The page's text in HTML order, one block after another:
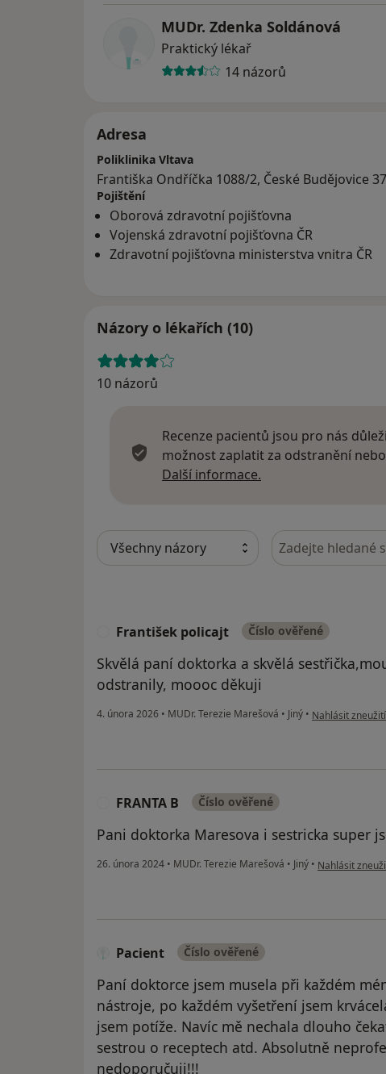
MUDr. Zdenka Soldánová
Praktický lékař
14 názorů
Adresa
Poliklinika Vltava
Františka Ondříčka 1088/2, České Budějovice
Pojištění
Oborová zdravotní pojišťovna
Vojenská zdravotní pojišťovna ČR
Zdravotní pojišťovna ministerstva vnitra ČR
Názory o lékařích (10)
10 názorů
Recenze pacientů jsou pro nás
možnost zaplatit za odstranění
Další informace.
Hledejte v
František policajt Číslo ověřené
Skvělá paní doktorka a skvělá
odstranily, moooc děkuji
4. února 2026 • MUDr. Terezie Marešová • Jiný • podle názoru
Nahlásit zneužití
FRANTA B Číslo ověřené
Pani doktorka Maresova i sestricka super
26. února 2024 • MUDr. Terezie Marešová • Jiný • podle názoru
Nahlásit
Pacient Číslo ověřené
Paní doktorce jsem musela při každém
nástroje, po každém vyšetření jsem
jsem potíže. Navíc mě nechala dlouho
sestrou o receptech atd. Absolutně
nedoporučuji!!!